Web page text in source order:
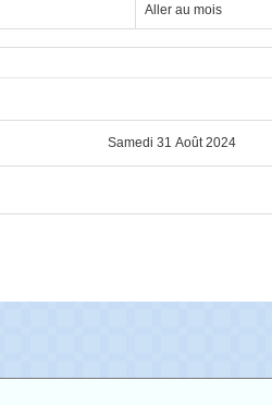
Aller au mois
Samedi 31 Août 2024